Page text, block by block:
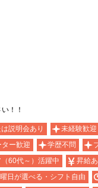
！！
説明会あり 未経験歓迎
ター歓迎 学歴不問
60代～）活躍中 昇給あ
日が選べる・シフト自由